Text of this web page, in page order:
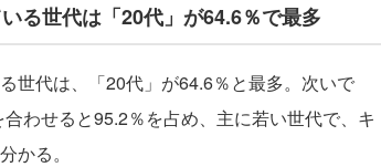
る世代は「20代」が64.6％で最多
世代は、「20代」が64.6％と最多。次いで
わせると95.2％を占め、主に若い世代で、キ
かる。